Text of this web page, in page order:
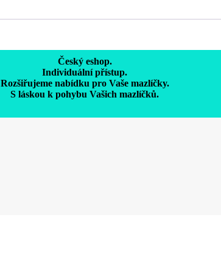
Český eshop.
Individuální přístup.
Rozšiřujeme nabídku pro Vaše mazlíčky.
S láskou k pohybu Vašich mazlíčků.